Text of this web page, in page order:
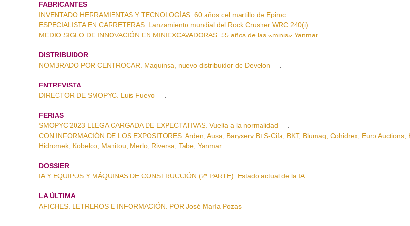
FABRICANTES
INVENTADO HERRAMIENTAS Y TECNOLOGÍAS. 60 años del martillo de Epiroc.
ESPECIALISTA EN CARRETERAS. Lanzamiento mundial del Rock Crusher WRC 240(i)
.
MEDIO SIGLO DE INNOVACIÓN EN MINIEXCAVADORAS. 55 años de las «minis» Yanmar.
DISTRIBUIDOR
NOMBRADO POR CENTROCAR. Maquinsa, nuevo distribuidor de Develon
.
ENTREVISTA
DIRECTOR DE SMOPYC. Luis Fueyo
.
FERIAS
SMOPYC’2023 LLEGA CARGADA DE EXPECTATIVAS. Vuelta a la normalidad
.
CON INFORMACIÓN DE LOS EXPOSITORES: Arden, Ausa, Baryserv B+S-Cifa, BKT, Blumaq, Cohidrex, Euro Auctions,
Hidromek, Kobelco, Manitou, Merlo, Riversa, Tabe, Yanmar
.
DOSSIER
IA Y EQUIPOS Y MÁQUINAS DE CONSTRUCCIÓN (2ª PARTE). Estado actual de la IA
.
LA ÚLTIMA
AFICHES, LETREROS E INFORMACIÓN. POR José María Pozas